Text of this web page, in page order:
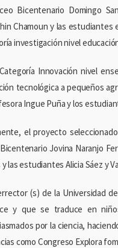
Bicentenario Domingo
Chamoun y las estudiantes
investigación nivel
Innovación nivel
tecnológica a pequeños
Ingue Puña y los
el proyecto
Jovina Naranjo
las estudiantes Alicia Sáez y
(s) de la Universidad
y que se traduce en
por la ciencia,
como Congreso Explora